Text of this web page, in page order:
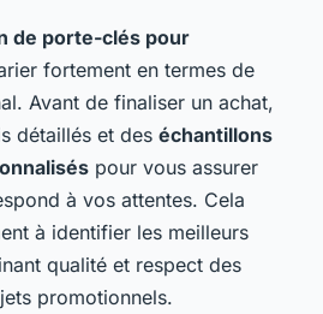
de porte-clés pour
fortement en termes de
Avant de finaliser un achat,
détaillés et des échantillons
pour vous assurer
à vos attentes. Cela
à identifier les meilleurs
qualité et respect des
promotionnels.